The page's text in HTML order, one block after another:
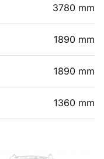
3780 mm
1890 mm
1890 mm
1360 mm